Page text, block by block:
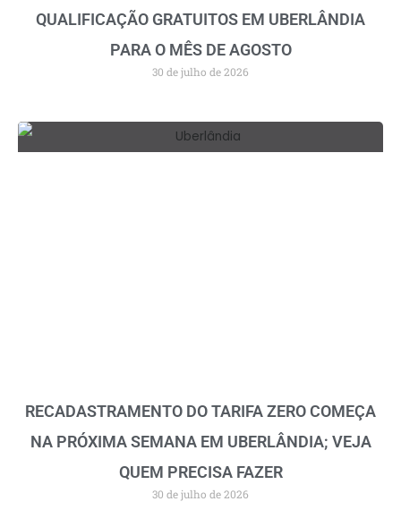
QUALIFICAÇÃO GRATUITOS EM UBERLÂNDIA
PARA O MÊS DE AGOSTO
30 de julho de 2026
RECADASTRAMENTO DO TARIFA ZERO COMEÇA
NA PRÓXIMA SEMANA EM UBERLÂNDIA; VEJA
QUEM PRECISA FAZER
30 de julho de 2026